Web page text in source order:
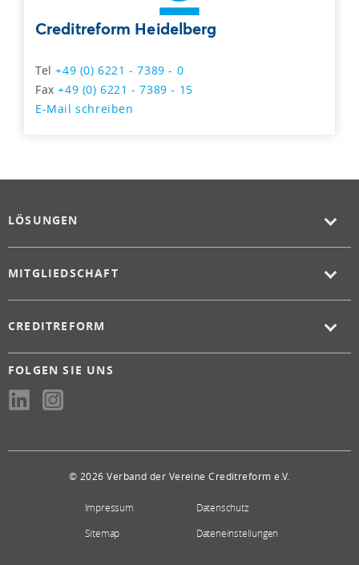
Creditreform Heidelberg
Tel+49 (0) 6221 - 7389 - 0
Fax+49 (0) 6221 - 7389 - 15
E-Mail schreiben
LÖSUNGEN
MITGLIEDSCHAFT
CREDITREFORM
FOLGEN SIE UNS
© 2026 Verband der Vereine Creditreform e.V.
Impressum
Datenschutz
Sitemap
Dateneinstellungen